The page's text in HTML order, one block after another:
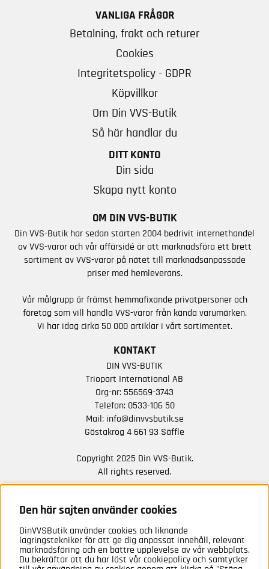
VANLIGA FRÅGOR
Betalning, frakt och returer
Cookies
Integritetspolicy - GDPR
Köpvillkor
Om Din VVS-Butik
Så här handlar du
DITT KONTO
Din sida
Skapa nytt konto
OM DIN VVS-BUTIK
Din VVS-Butik har sedan starten 2004 bedrivit internethandel
av VVS-varor och vår affärsidé är att marknadsföra ett brett
sortiment av VVS-varor på nätet till marknadsanpassade
priser med hemleverans.
Vår målgrupp är främst hemmafixande privatpersoner och
företag som vill handla VVS-varor från kända varumärken.
Vi har idag cirka 50 000 artiklar i vårt sortimentet.
KONTAKT
DIN VVS-BUTIK
Triopart International AB
Org-nr: 556569-3743
Telefon: 0533-106 50
Mail: info@dinvvsbutik.se
Göstakrog 4 661 93 Säffle
Copyright 2025 Din VVS-Butik.
All rights reserved.
NYHETER FRÅN OSS
Anmäl mig
Den här sajten använder cookies
DinVVSButik använder cookies och liknande
lagringstekniker för att ge dig anpassat innehåll, relevant
marknadsföring och en bättre upplevelse av vår webbplats.
Du bekräftar att du har läst vår cookiepolicy och samtycker